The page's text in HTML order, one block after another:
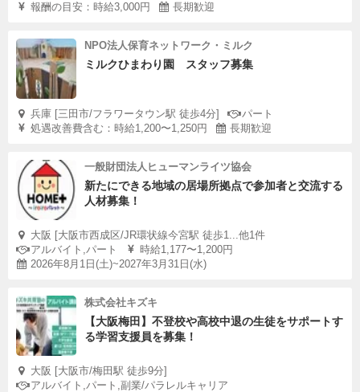
報酬の目安：時給3,000円
長期歓迎
NPO法人保育ネットワーク・ミルク
ミルクひまわり園 スタッフ募集
兵庫 [三田市/フラワータウン駅 徒歩4分]
パート
処遇改善費含む：時給1,200〜1,250円
長期歓迎
一般財団法人ヒューマンライツ協会
新たにできる地域の居場所拠点で参加者と交流する
人材募集！
大阪 [大阪市西成区/JR環状線今宮駅 徒歩1...他1件
アルバイト,パート
時給1,177〜1,200円
2026年8月1日(土)~2027年3月31日(水)
株式会社キズキ
【大阪梅田】不登校や高校中退の生徒をサポートす
る学習支援員を募集！
大阪 [大阪市/梅田駅 徒歩9分]
アルバイト,パート,副業/パラレルキャリア